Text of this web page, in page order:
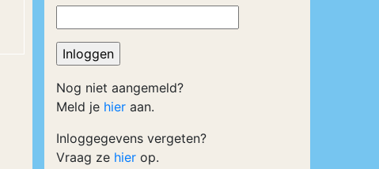
Nog niet aangemeld?
Meld je hier aan.
Inloggegevens vergeten?
Vraag ze hier op.